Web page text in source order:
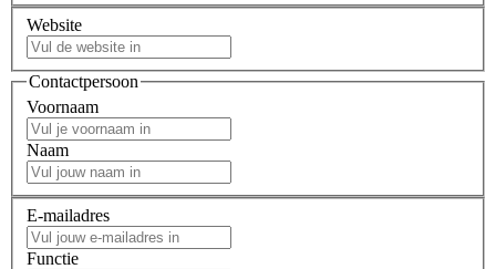
Website
Contactpersoon
Voornaam
Naam
E-mailadres
Functie